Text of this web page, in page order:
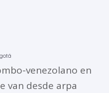
venezolano en
van desde arpa